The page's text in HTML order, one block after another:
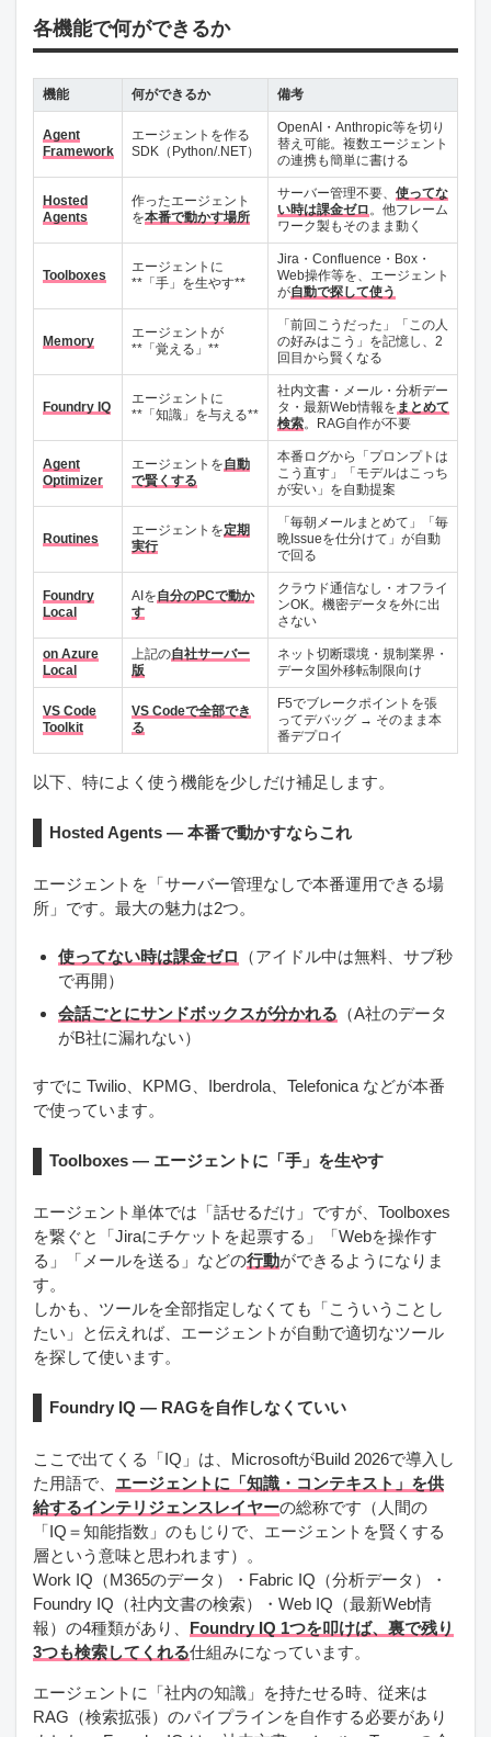
各機能で何ができるか
機能 何ができるか 備考
Agent
Framework
エージェントを作る
SDK（Python/.NET）
OpenAI・Anthropic等を切り
替え可能。複数エージェント
の連携も簡単に書ける
Hosted
Agents
作ったエージェント
を本番で動かす場所
サーバー管理不要、 使ってな
い時は課金ゼロ 。他フレーム
ワーク製もそのまま動く
Toolboxes
エージェントに
**「手」を生やす**
Jira・Confluence・Box・
Web操作等を、エージェント
が自動で探して使う
Memory
エージェントが
**「覚える」**
「前回こうだった」「この人
の好みはこう」を記憶し、2
回目から賢くなる
Foundry IQ
エージェントに
**「知識」を与える**
社内文書・メール・分析デー
タ・最新Web情報を まとめて
検索。RAG自作が不要
Agent
Optimizer
エージェントを自動
で賢くする
本番ログから「プロンプトは
こう直す」「モデルはこっち
が安い」を自動提案
Routines
エージェントを定期
実行
「毎朝メールまとめて」「毎
晩Issueを仕分けて」が自動
で回る
Foundry
Local
AIを自分のPCで動か
す
クラウド通信なし・オフライ
ンOK。機密データを外に出
さない
on Azure
Local
上記の自社サーバー
版
ネット切断環境・規制業界・
データ国外移転制限向け
VS Code
Toolkit
VS Codeで全部でき
る
F5でブレークポイントを張
ってデバッグ → そのまま本
番デプロイ
以下、特によく使う機能を少しだけ補足します。
Hosted Agents — 本番で動かすならこれ
エージェントを「サーバー管理なしで本番運用できる場
所」です。最大の魅力は2つ。
使ってない時は課金ゼロ （アイドル中は無料、サブ秒
で再開）
会話ごとにサンドボックスが分かれる （A社のデータ
がB社に漏れない）
すでに Twilio、KPMG、Iberdrola、Telefonica などが本番
で使っています。
Toolboxes — エージェントに「手」を生やす
エージェント単体では「話せるだけ」ですが、Toolboxes
を繋ぐと「Jiraにチケットを起票する」「Webを操作す
る」「メールを送る」などの行動ができるようになりま
す。
しかも、ツールを全部指定しなくても「こういうことし
たい」と伝えれば、エージェントが自動で適切なツール
を探して使います。
Foundry IQ — RAGを自作しなくていい
ここで出てくる「IQ」は、MicrosoftがBuild 2026で導入し
た用語で、 エージェントに「知識・コンテキスト」を供
給するインテリジェンスレイヤーの総称です（人間の
「IQ＝知能指数」のもじりで、エージェントを賢くする
層という意味と思われます）。
Work IQ（M365のデータ）・Fabric IQ（分析データ）・
Foundry IQ（社内文書の検索）・Web IQ（最新Web情
報）の4種類があり、 Foundry IQ 1つを叩けば、裏で残り
3つも検索してくれる仕組みになっています。
エージェントに「社内の知識」を持たせる時、従来は
RAG（検索拡張）のパイプラインを自作する必要があり